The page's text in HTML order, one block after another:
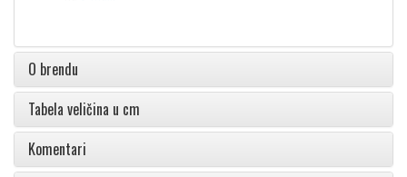
O brendu
Tabela veličina u cm
Komentari